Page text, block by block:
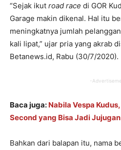
“Sejak ikut road race di GOR
Garage makin dikenal. Hal itu
meningkatnya jumlah
kali lipat,” ujar pria yang akrab
Betanews.id, Rabu (30/7/2020).
-
Baca juga: Nabila Vespa
Second yang Bisa Jadi
Bahkan dari balapan itu, nama